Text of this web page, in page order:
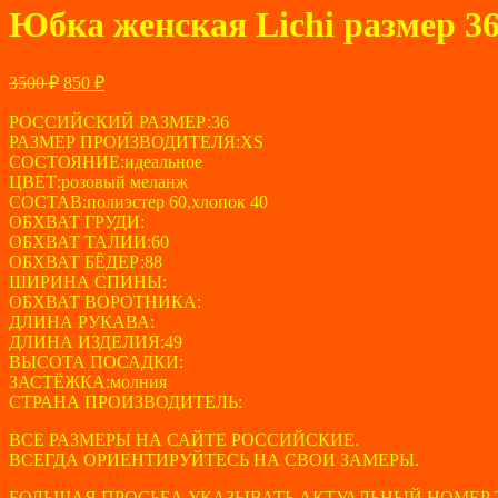
Юбка женская Lichi размер 36
3500₽ Первоначальная
составляла
3500 ₽.
850 ₽Текущая
850 ₽.
РОССИЙСКИЙ РАЗМЕР:36
РАЗМЕР ПРОИЗВОДИТЕЛЯ:XS
СОСТОЯНИЕ:идеальное
ЦВЕТ:розовый меланж
СОСТАВ:полиэстер 60,хлопок 40
ОБХВАТ ГРУДИ:
ОБХВАТ ТАЛИИ:60
ОБХВАТ БЁДЕР:88
ШИРИНА СПИНЫ:
ОБХВАТ ВОРОТНИКА:
ДЛИНА РУКАВА:
ДЛИНА ИЗДЕЛИЯ:49
ВЫСОТА ПОСАДКИ:
ЗАСТЁЖКА:молния
СТРАНА ПРОИЗВОДИТЕЛЬ:
ВСЕ РАЗМЕРЫ НА САЙТЕ РОССИЙСКИЕ.
ВСЕГДА ОРИЕНТИРУЙТЕСЬ НА СВОИ ЗАМЕРЫ.